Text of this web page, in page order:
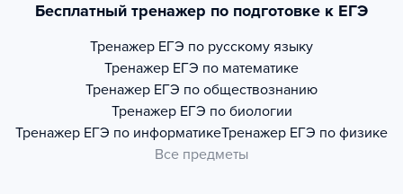
Бесплатный тренажер по подготовке к ЕГЭ
Тренажер ЕГЭ по русскому языку
Тренажер ЕГЭ по математике
Тренажер ЕГЭ по обществознанию
Тренажер ЕГЭ по биологии
Тренажер ЕГЭ по информатикеТренажер ЕГЭ по физике
Все предметы